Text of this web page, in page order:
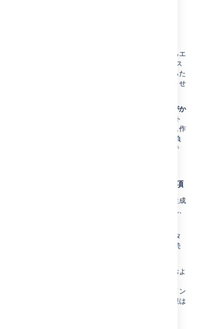
インポートに必要な時間は、インポートされるエ
クスポート アーカイブのサイズ、プル リクエス
トの数、およびリポジトリの数の影響を受けるた
め、この時間を予測する現実的な方法はありませ
エクスポートよりも長い時間がか
(およそ 4 倍) 。これは、エクスポート
では、インポート時に実行されるインデックス作
成と検証が行われず、データ セット、個別の負
荷、およびトラフィックにのみ依存するためで
ユーザーおよびライセンス管理の推奨事項
時、非アクティブなユーザーは生成
された「削除済みのユーザー」リスト追加され、
移行前に、ソース インスタンスと宛先インスタ
に接続
ユーザーは移行されませんが、プロジェクトおよ
で照合されます。宛先イン
スタンスにユーザーが見つからない場合、権限は